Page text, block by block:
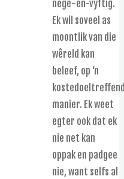
nege-en-vyftig.
Ek wil soveel as
moontlik van die
wêreld kan
beleef, op ‘n
manier. Ek weet
egter ook dat ek
nie net kan
oppak en padgee
nie, want selfs al